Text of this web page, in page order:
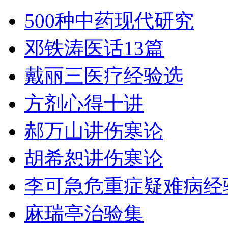
500种中药现代研究
邓铁涛医话13篇
戴丽三医疗经验选
方剂心得十讲
郝万山讲伤寒论
胡希恕讲伤寒论
李可急危重症疑难病经
麻瑞亭治验集